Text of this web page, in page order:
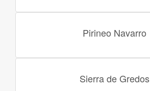
Pirineo Navarro
Sierra de Gredos